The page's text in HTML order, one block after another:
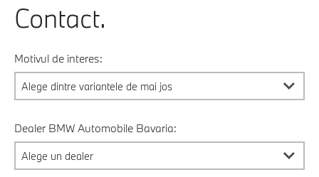
Contact.
Motivul de interes:
Dealer BMW Automobile Bavaria: